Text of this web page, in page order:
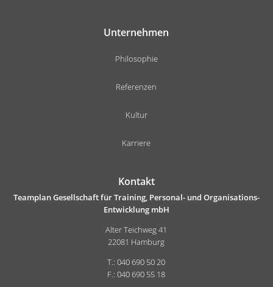
Unternehmen
Philosophie
Referenzen
Kultur
Karriere
Kontakt
Teamplan Gesellschaft für Training, Personal- und Organisations-
Entwicklung mbH
Alter Teichweg 41
22081 Hamburg
T.: 040 690 50 20
F.: 040 690 55 18